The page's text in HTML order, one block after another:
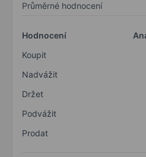
Průměrné hodnocení
Hodnocení
Koupit
Nadvážit
Držet
Podvážit
Prodat